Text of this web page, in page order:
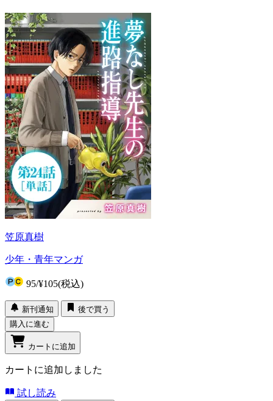
笠原真樹
少年・青年マンガ
95/¥105(税込)
新刊通知
後で買う
購入に進む
カートに追加
カートに追加しました
試し読み